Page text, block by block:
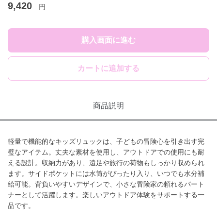
9,420 円
購入画面に進む
カートに追加する
商品説明
軽量で機能的なキッズリュックは、子どもの冒険心を引き出す完
璧なアイテム。丈夫な素材を使用し、アウトドアでの使用にも耐
える設計。収納力があり、遠足や旅行の荷物もしっかり収められ
ます。サイドポケットには水筒がぴったり入り、いつでも水分補
給可能。背負いやすいデザインで、小さな冒険家の頼れるパート
ナーとして活躍します。楽しいアウトドア体験をサポートする一
品です。